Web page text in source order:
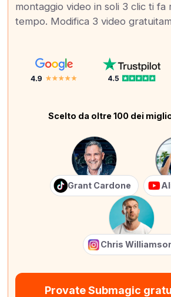
montaggio video in soli 3 clic ti fa
tempo. Modifica 3 video
Scelto da oltre 100 dei
Grant Cardone
Chris
Provate Submagic